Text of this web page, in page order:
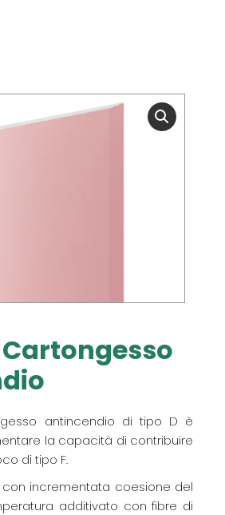
antincendio di tipo D è
la capacità di contribuire
di tipo F.
con incrementata coesione del
additivato con fibre di